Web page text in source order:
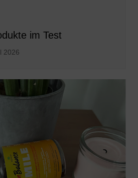
im Test
2026